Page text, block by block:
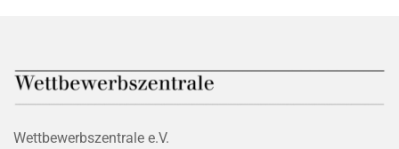
Wettbewerbszentrale e.V.